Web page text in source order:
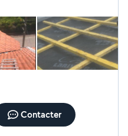
Contacter